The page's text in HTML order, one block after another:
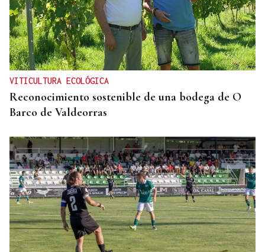
No es un adiós, es un hasta siempre, querida Marila
VITICULTURA ECOLÓGICA
Reconocimiento sostenible de una bodega de O
Barco de Valdeorras